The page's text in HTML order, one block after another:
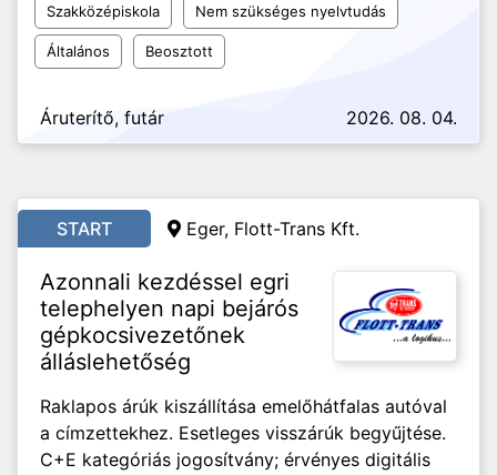
Szakközépiskola Nem szükséges nyelvtudás
Általános Beosztott
Áruterítő, futár 2026. 08. 04.
START Eger, Flott-Trans Kft.
Azonnali kezdéssel egri
telephelyen napi bejárós
gépkocsivezetőnek
álláslehetőség
Raklapos árúk kiszállítása emelőhátfalas autóval
a címzettekhez. Esetleges visszárúk begyűjtése.
C+E kategóriás jogosítvány; érvényes digitális